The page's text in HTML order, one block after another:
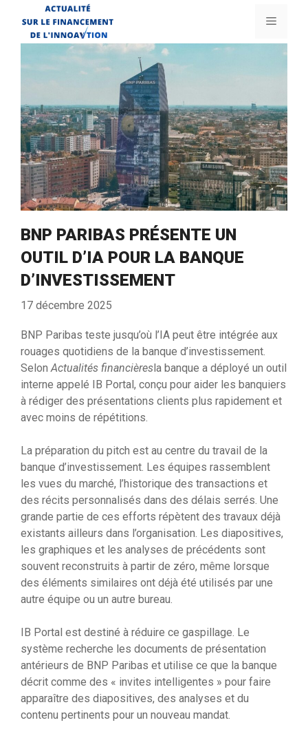
contenu
Menu
BNP PARIBAS PRÉSENTE UN
OUTIL D’IA POUR LA BANQUE
D’INVESTISSEMENT
17 décembre 2025
BNP Paribas teste jusqu’où l’IA peut être intégrée aux
rouages ​​quotidiens de la banque d’investissement.
SelonActualités financières la banque a déployé un outil
interne appelé IB Portal, conçu pour aider les banquiers
à rédiger des présentations clients plus rapidement et
avec moins de répétitions.
La préparation du pitch est au centre du travail de la
banque d’investissement. Les équipes rassemblent
les vues du marché, l’historique des transactions et
des récits personnalisés dans des délais serrés. Une
grande partie de ces efforts répètent des travaux déjà
existants ailleurs dans l’organisation. Les diapositives,
les graphiques et les analyses de précédents sont
souvent reconstruits à partir de zéro, même lorsque
des éléments similaires ont déjà été utilisés par une
autre équipe ou un autre bureau.
IB Portal est destiné à réduire ce gaspillage. Le
système recherche les documents de présentation
antérieurs de BNP Paribas et utilise ce que la banque
décrit comme des « invites intelligentes » pour faire
apparaître des diapositives, des analyses et du
contenu pertinents pour un nouveau mandat.